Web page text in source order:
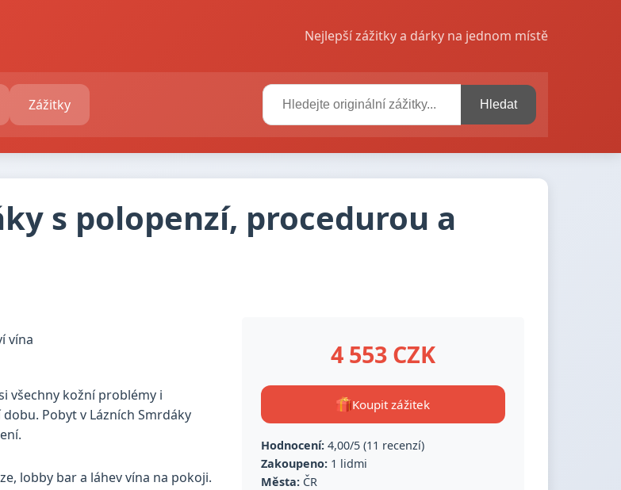
Nejlepší zážitky a dárky na jednom místě
Zážitky Hledat
s polopenzí, procedurou a
všechny kožní problémy i
Pobyt v Lázních Smrdáky
lobby bar a láhev vína na pokoji.
4 553 CZK
Koupit zážitek
Hodnocení: 4,00/5 (11 recenzí)
Zakoupeno: 1 lidmi
Města: ČR